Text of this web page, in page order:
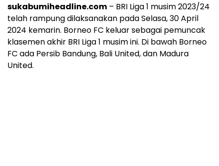
sukabumiheadline.com – BRI Liga 1 musim 2023/24
telah rampung dilaksanakan pada Selasa, 30 April
2024 kemarin. Borneo FC keluar sebagai pemuncak
klasemen akhir BRI Liga 1 musim ini. Di bawah Borneo
FC ada Persib Bandung, Bali United, dan Madura
United.